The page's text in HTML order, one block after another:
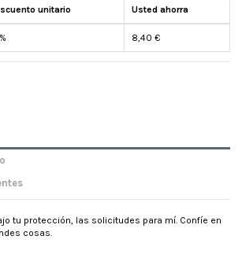
unitario Usted ahorra
8,40 €
tu protección, las solicitudes para mí. Confíe en
cosas.